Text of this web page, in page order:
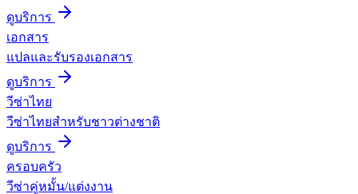
ดูบริการ
เอกสาร
แปลและรับรองเอกสาร
ดูบริการ
วีซ่าไทย
วีซ่าไทยสำหรับชาวต่างชาติ
ดูบริการ
ครอบครัว
วีซ่าคู่หมั้น/แต่งงาน